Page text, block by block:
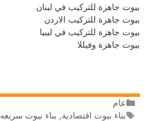
بيوت جاهزة للتركيب في لبنان
بيوت جاهزة للتركيب الاردن
بيوت جاهزة للتركيب في ليبيا
بيوت جاهزة وفيللا
عام
بناء بيوت اقتصادية, بناء بيوت سريعه